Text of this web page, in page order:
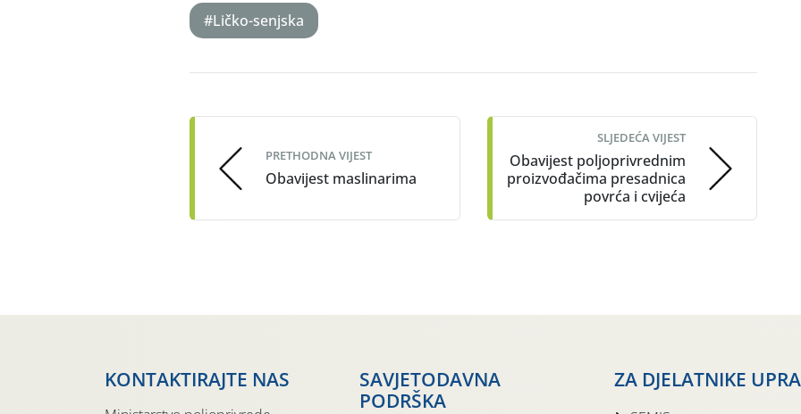
#Ličko-senjska
navigation
PRETHODNA VIJEST
Obavijest maslinarima
SLJEDEĆA VIJEST
Obavijest poljoprivrednim
proizvođačima presadnica
povrća i cvijeća
KONTAKTIRAJTE NAS
SAVJETODAVNA
PODRŠKA
ZA DJELATNIKE